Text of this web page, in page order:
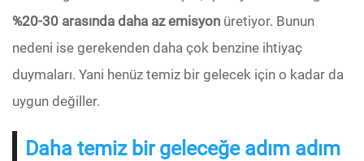
%20-30 arasında daha az emisyon üretiyor. Bunun
nedeni ise gerekenden daha çok benzine ihtiyaç
duymaları. Yani henüz temiz bir gelecek için o kadar da
uygun değiller.
Daha temiz bir geleceğe adım adım